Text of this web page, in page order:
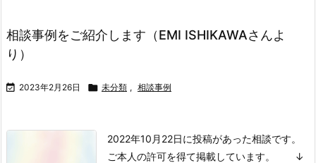
相談事例をご紹介します（EMI ISHIKAWAさんよ
り）
 2023年2月26日  未分類 , 相談事例
2022年10月22日に投稿があった相談です。
ご本人の許可を得て掲載しています。
↓